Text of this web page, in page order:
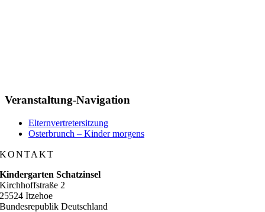
Veranstaltung-Navigation
Elternvertretersitzung
Osterbrunch – Kinder morgens
KONTAKT
Kindergarten Schatzinsel
Kirchhoffstraße 2
25524 Itzehoe
Bundesrepublik Deutschland